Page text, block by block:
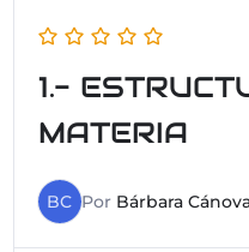
1.-
MATERIA
BC Por Bárbara